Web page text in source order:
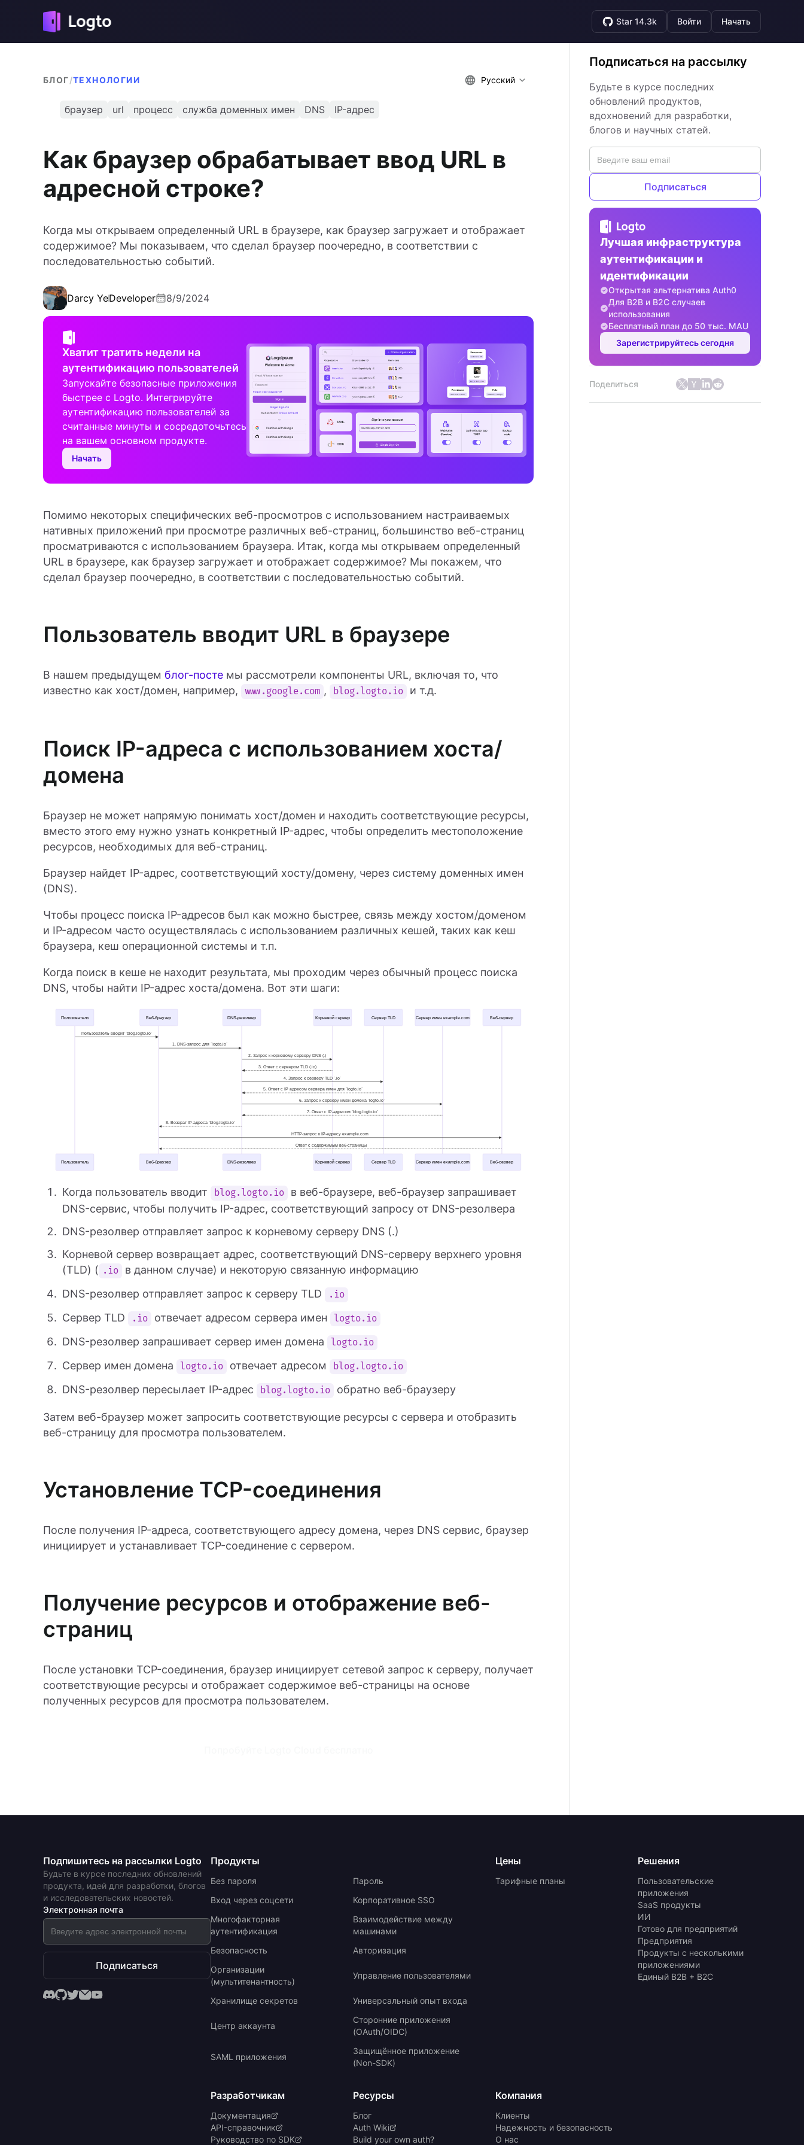
Star 14.3k Войти Начать
БЛОГ/ТЕХНОЛОГИИ Русский
браузер url процесс служба доменных имен DNS IP-адрес
Как браузер обрабатывает ввод URL в
адресной строке?
Когда мы открываем определенный URL в браузере, как браузер загружает и отображает
содержимое? Мы показываем, что сделал браузер поочередно, в соответствии с
последовательностью событий.
Darcy YeDeveloper 8/9/2024
Хватит тратить недели на
аутентификацию пользователей
Запускайте безопасные приложения
быстрее с Logto. Интегрируйте
аутентификацию пользователей за
считанные минуты и сосредоточьтесь
на вашем основном продукте.
Начать
Помимо некоторых специфических веб-просмотров с использованием настраиваемых
нативных приложений при просмотре различных веб-страниц, большинство веб-страниц
просматриваются с использованием браузера. Итак, когда мы открываем определенный
URL в браузере, как браузер загружает и отображает содержимое? Мы покажем, что
сделал браузер поочередно, в соответствии с последовательностью событий.
Пользователь вводит URL в браузере
В нашем предыдущем блог-посте мы рассмотрели компоненты URL, включая то, что
известно как хост/домен, например,
www.google.com , blog.logto.io и т.д.
Поиск IP-адреса с использованием хоста/
домена
Браузер не может напрямую понимать хост/домен и находить соответствующие ресурсы,
вместо этого ему нужно узнать конкретный IP-адрес, чтобы определить местоположение
ресурсов, необходимых для веб-страниц.
Браузер найдет IP-адрес, соответствующий хосту/домену, через систему доменных имен
(DNS).
Чтобы процесс поиска IP-адресов был как можно быстрее, связь между хостом/доменом
и IP-адресом часто осуществлялась с использованием различных кешей, таких как кеш
браузера, кеш операционной системы и т.п.
Когда поиск в кеше не находит результата, мы проходим через обычный процесс поиска
DNS, чтобы найти IP-адрес хоста/домена. Вот эти шаги:
Когда пользователь вводит blog.logto.io
в веб-браузере, веб-браузер запрашивает
DNS-сервис, чтобы получить IP-адрес, соответствующий запросу от DNS-резолвера
DNS-резолвер отправляет запрос к корневому серверу DNS (.)
Корневой сервер возвращает адрес, соответствующий DNS-серверу верхнего уровня
(TLD) ( .io
в данном случае) и некоторую связанную информацию
DNS-резолвер отправляет запрос к серверу TLD
.io
Сервер TLD .io отвечает адресом сервера имен logto.io
DNS-резолвер запрашивает сервер имен домена logto.io
Сервер имен домена logto.io отвечает адресом blog.logto.io
DNS-резолвер пересылает IP-адрес blog.logto.io обратно веб-браузеру
Затем веб-браузер может запросить соответствующие ресурсы с сервера и отобразить
веб-страницу для просмотра пользователем.
Установление TCP-соединения
После получения IP-адреса, соответствующего адресу домена, через DNS сервис, браузер
инициирует и устанавливает TCP-соединение с сервером.
Получение ресурсов и отображение веб-
страниц
После установки TCP-соединения, браузер инициирует сетевой запрос к серверу, получает
соответствующие ресурсы и отображает содержимое веб-страницы на основе
полученных ресурсов для просмотра пользователем.
Подписаться на рассылку
Будьте в курсе последних
обновлений продуктов,
вдохновений для разработки,
блогов и научных статей.
Подписаться
Лучшая инфраструктура
аутентификации и
идентификации
Открытая альтернатива Auth0
Для B2B и B2C случаев
использования
Бесплатный план до 50 тыс. MAU
Зарегистрируйтесь сегодня
Поделиться
Подпишитесь на рассылки Logto
Будьте в курсе последних обновлений
продукта, идей для разработки, блогов
и исследовательских новостей.
Электронная почта
Подписаться
Продукты
Без пароля
Пароль
Вход через соцсети
Корпоративное SSO
Многофакторная
аутентификация
Взаимодействие между
машинами
Безопасность
Авторизация
Организации
(мультитенантность)
Управление пользователями
Хранилище секретов Универсальный опыт входа
Центр аккаунта
Сторонние приложения
(OAuth/OIDC)
SAML приложения
Защищённое приложение
(Non-SDK)
Цены
Тарифные планы
Решения
Пользовательские
приложения
SaaS продукты
ИИ
Готово для предприятий
Предприятия
Продукты с несколькими
приложениями
Единый B2B + B2C
Разработчикам
Документация
API-справочник
Руководство по SDK
Ресурсы
Блог
Auth Wiki
Build your own auth?
Компания
Клиенты
Надежность и безопасность
О нас